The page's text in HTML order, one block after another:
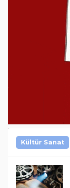
Kültür Sanat